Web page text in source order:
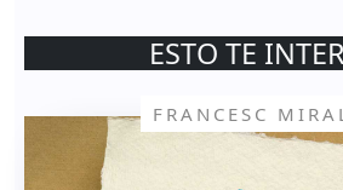
ESTO TE
FRANCESC